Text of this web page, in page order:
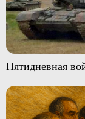
Пятидневная